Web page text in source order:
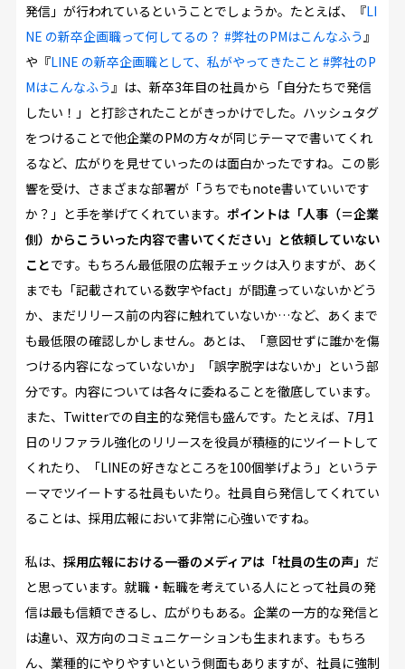
発信」が行われているということでしょうか。たとえば、『LI
NE の新卒企画職って何してるの？ #弊社のPMはこんなふう 』
や『LINE の新卒企画職として、私がやってきたこと #弊社のP
Mはこんなふう 』は、新卒3年目の社員から「自分たちで発信
したい！」と打診されたことがきっかけでした。ハッシュタグ
をつけることで他企業のPMの方々が同じテーマで書いてくれ
るなど、広がりを見せていったのは面白かったですね。この影
響を受け、さまざまな部署が「うちでもnote書いていいです
か？」と手を挙げてくれています。 ポイントは「人事（＝企業
側）からこういった内容で書いてください」と依頼していない
ことです。もちろん最低限の広報チェックは入りますが、あく
までも「記載されている数字やfact」が間違っていないかどう
か、まだリリース前の内容に触れていないか…など、あくまで
も最低限の確認しかしません。あとは、「意図せずに誰かを傷
つける内容になっていないか」「誤字脱字はないか」という部
分です。内容については各々に委ねることを徹底しています。
また、Twitterでの自主的な発信も盛んです。たとえば、7月1
日のリファラル強化のリリースを役員が積極的にツイートして
くれたり、「LINEの好きなところを100個挙げよう」というテ
ーマでツイートする社員もいたり。社員自ら発信してくれてい
ることは、採用広報において非常に心強いですね。
私は、 採用広報における一番のメディアは「社員の生の声」 だ
と思っています。就職・転職を考えている人にとって社員の発
信は最も信頼できるし、広がりもある。企業の一方的な発信と
は違い、双方向のコミュニケーションも生まれます。もちろ
ん、業種的にやりやすいという側面もありますが、社員に強制